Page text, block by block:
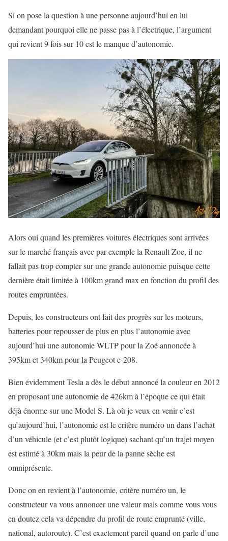
Si on pose la question à une personne aujourd’hui en lui
demandant pourquoi elle ne passe pas à l’électrique, l’argument
qui revient 9 fois sur 10 est le manque d’autonomie.
Alors oui quand les premières voitures électriques sont arrivées
sur le marché français avec par exemple la Renault Zoe, il ne
fallait pas trop compter sur une grande autonomie puisque cette
dernière était limitée à 100km grand max en fonction du profil des
routes empruntées.
Depuis, les constructeurs ont fait des progrès sur les moteurs,
batteries pour repousser de plus en plus l’autonomie avec
aujourd’hui une autonomie WLTP pour la Zoé annoncée à
395km et 340km pour la Peugeot e-208.
Bien évidemment Tesla a dès le début annoncé la couleur en 2012
en proposant une autonomie de 426km à l’époque ce qui était
déjà énorme sur une Model S. Là où je veux en venir c’est
qu’aujourd’hui, l’autonomie est le critère numéro un dans l’achat
d’un véhicule (et c’est plutôt logique) sachant qu’un trajet moyen
est estimé à 30km mais la peur de la panne sèche est
omniprésente.
Donc on en revient à l’autonomie, critère numéro un, le
constructeur va vous annoncer une valeur mais comme vous vous
en doutez cela va dépendre du profil de route emprunté (ville,
national, autoroute). C’est exactement pareil quand on parle d’une